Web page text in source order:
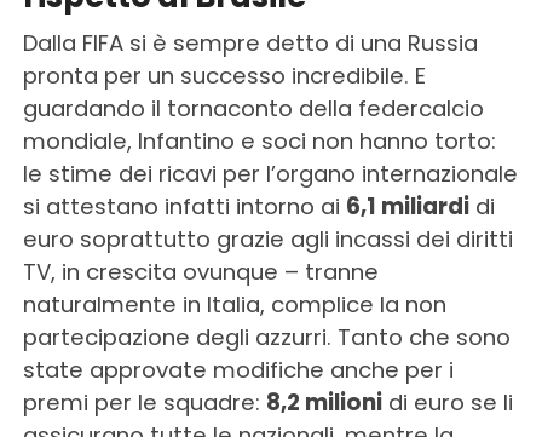
Dalla FIFA si è sempre detto di una Russia
pronta per un successo incredibile. E
guardando il tornaconto della federcalcio
mondiale, Infantino e soci non hanno torto:
le stime dei ricavi per l’organo internazionale
si attestano infatti intorno ai 6,1 miliardidi
euro soprattutto grazie agli incassi dei diritti
TV, in crescita ovunque – tranne
naturalmente in Italia, complice la non
partecipazione degli azzurri. Tanto che sono
state approvate modifiche anche per i
premi per le squadre: 8,2 milionidi euro se li